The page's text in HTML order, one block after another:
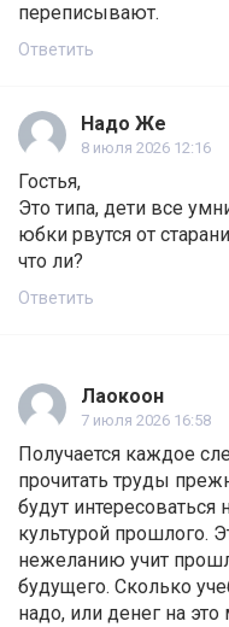
переписывают.
Ответить
Надо Же
8 июля 2026 12:16
Гостья,
Это типа, дети все
юбки рвутся от
что ли?
Ответить
Лаокоон
7 июля 2026 16:58
Получается каждое
прочитать труды
будут интересоваться
культурой прошлого.
нежеланию учит
будущего. Сколько
надо, или денег на